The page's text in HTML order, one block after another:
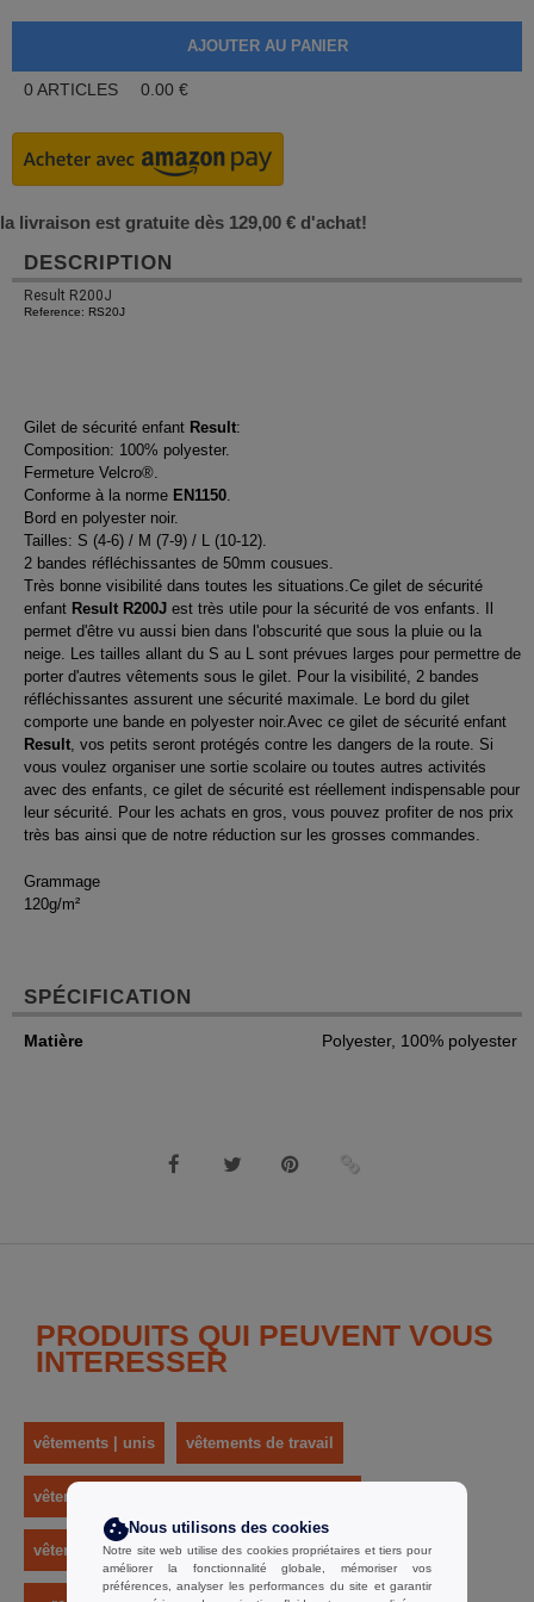
0 ARTICLES 0.00 €
la livraison est gratuite dès 129,00 € d'achat!
DESCRIPTION
Result R200J
Reference: RS20J
Gilet de sécurité enfant Result:
Composition: 100% polyester.
Fermeture Velcro®.
Conforme à la norme EN1150.
Bord en polyester noir.
Tailles: S (4-6) / M (7-9) / L (10-12).
2 bandes réfléchissantes de 50mm cousues.
Très bonne visibilité dans toutes les situations.Ce gilet de sécurité
enfant Result R200J est très utile pour la sécurité de vos enfants. Il
permet d'être vu aussi bien dans l'obscurité que sous la pluie ou la
neige. Les tailles allant du S au L sont prévues larges pour permettre de
porter d'autres vêtements sous le gilet. Pour la visibilité, 2 bandes
réfléchissantes assurent une sécurité maximale. Le bord du gilet
comporte une bande en polyester noir.Avec ce gilet de sécurité enfant
Result, vos petits seront protégés contre les dangers de la route. Si
vous voulez organiser une sortie scolaire ou toutes autres activités
avec des enfants, ce gilet de sécurité est réellement indispensable pour
leur sécurité. Pour les achats en gros, vous pouvez profiter de nos prix
très bas ainsi que de notre réduction sur les grosses commandes.
Grammage
120g/m²
SPÉCIFICATION
Matière Polyester, 100% polyester
PRODUITS QUI PEUVENT VOUS
INTERESSER
vêtements | unis vêtements de travail
vêtements de construction & réfléchissants
vêtements de sécurité réfléchissants enfants
Nous utilisons des cookies
Notre site web utilise des cookies propriétaires et tiers pour
améliorer la fonctionnalité globale, mémoriser vos
préférences, analyser les performances du site et garantir